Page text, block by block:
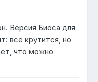
Версия Биоса для
всё крутится, но
что можно